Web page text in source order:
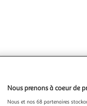
Nous prenons à coeur de
Nous et nos 68 partenaires